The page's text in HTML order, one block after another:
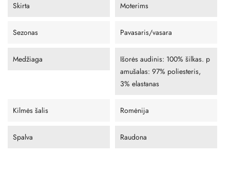
Skirta Moterims
Sezonas Pavasaris/vasara
Medžiaga
Išorės audinis: 100% šilkas. p
amušalas: 97% poliesteris,
3% elastanas
Kilmės šalis Romėnija
Spalva Raudona